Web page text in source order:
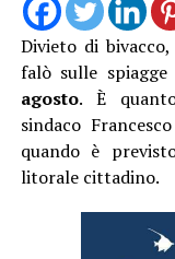
Divieto di
falò sulle
agosto. È
sindaco
quando è
litorale cittadino.